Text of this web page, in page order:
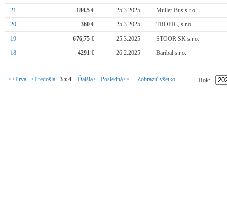
21
184,5 € 25.3.2025
Muller Bus s.r.o.
20
360 € 25.3.2025
TROPIC, s.r.o.
19
676,75 € 25.3.2025
STOOR SK s.r.o.
18
4291 € 26.2.2025 Baribal s.r.o.
<<Prvá <Predošlá 3 z 4 Ďalšia> Posledná>> Zobraziť všetko Rok: